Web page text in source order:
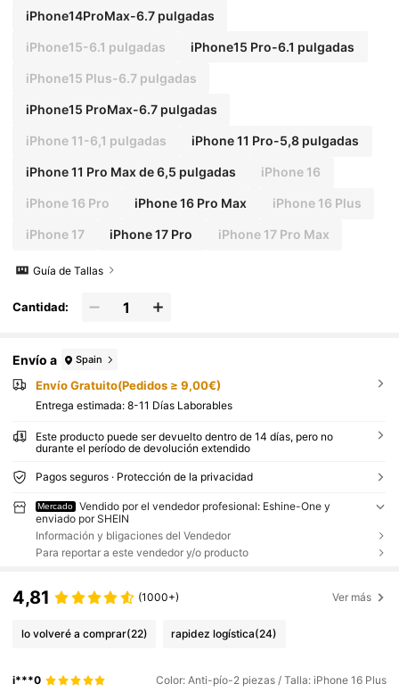
iPhone14ProMax-6.7 pulgadas
iPhone15-6.1 pulgadas iPhone15 Pro-6.1 pulgadas
iPhone15 Plus-6.7 pulgadas
iPhone15 ProMax-6.7 pulgadas
iPhone 11-6,1 pulgadas iPhone 11 Pro-5,8 pulgadas
iPhone 11 Pro Max de 6,5 pulgadas iPhone 16
iPhone 16 Pro iPhone 16 Pro Max iPhone 16 Plus
iPhone 17 iPhone 17 Pro iPhone 17 Pro Max
Guía de Tallas
Cantidad:
Envío a Spain
Envío Gratuito(Pedidos ≥ 9,00€)
Entrega estimada: 8-11 Días Laborables
Este producto puede ser devuelto dentro de 14 días, pero no
durante el período de devolución extendido
Pagos seguros · Protección de la privacidad
Mercado
Vendido por el vendedor profesional: Eshine-One y
enviado por SHEIN
Información y bligaciones del Vendedor
Para reportar a este vendedor y/o producto
4,81 (1000+) Ver más
lo volveré a comprar(22) rapidez logística(24)
i***0 Color: Anti-pío-2 piezas / Talla: iPhone 16 Plus